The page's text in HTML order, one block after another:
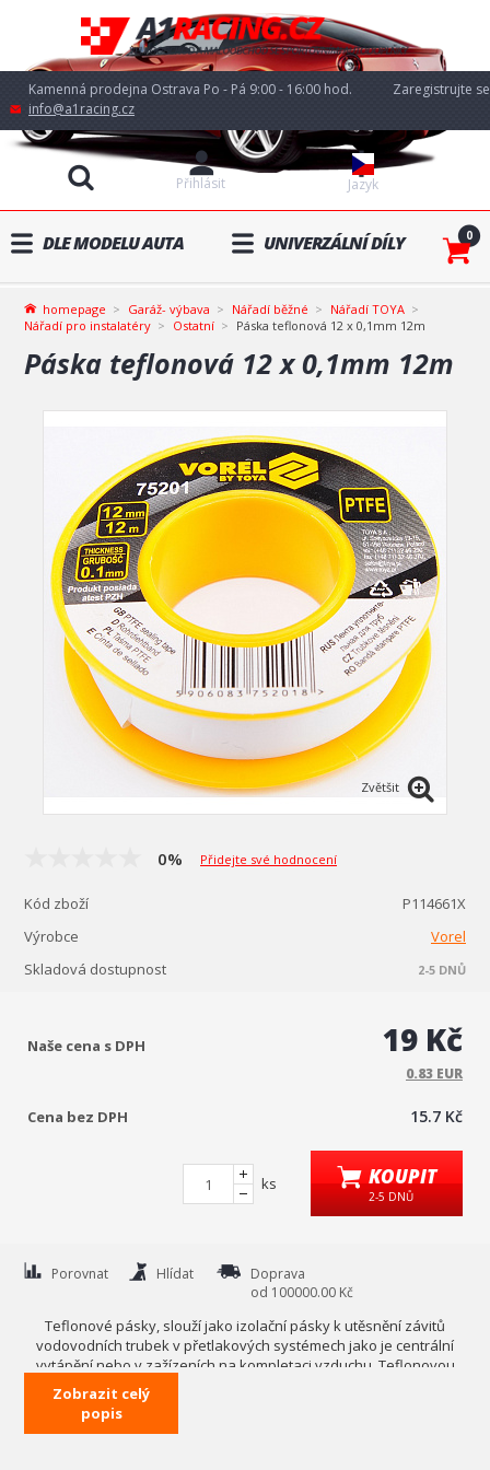
Kamenná prodejna Ostrava Po - Pá 9:00 - 16:00 hod.
info@a1racing.cz
Jazyk
Přihlásit
Zaregistrujte se
DLE MODELU AUTA UNIVERZÁLNÍ DÍLY 0
homepage Garáž- výbava Nářadí běžné
Nářadí TOYA
Nářadí pro instalatéry
Ostatní Páska teflonová 12 x 0,1mm 12m
Páska teflonová 12 x 0,1mm 12m
Zvětšit
0% Přidejte své hodnocení
Kód zboží
P114661X
Výrobce
Vorel
Skladová dostupnost
2-5 DNŮ
Naše cena s DPH 19 Kč
0.83 EUR
Cena bez DPH 15.7 Kč
ks KOUPIT
2-5 DNŮ
Porovnat Hlídat
Doprava
od 100000.00 Kč
Teflonové pásky, slouží jako izolační pásky k utěsnění závitů
vodovodních trubek v přetlakových systémech jako je centrální
vytápění nebo v zažízeních na kompletaci vzduchu. Teflonovou
páskou obalte odhalené závity dříve, než je zašroubujete na
místo.Páska je poddajná,nedefomovatelná a nepropustná. V
závitech spojů tak slouží jako těsnění proti vodě i vzduchu.
Zobrazit celý
popis